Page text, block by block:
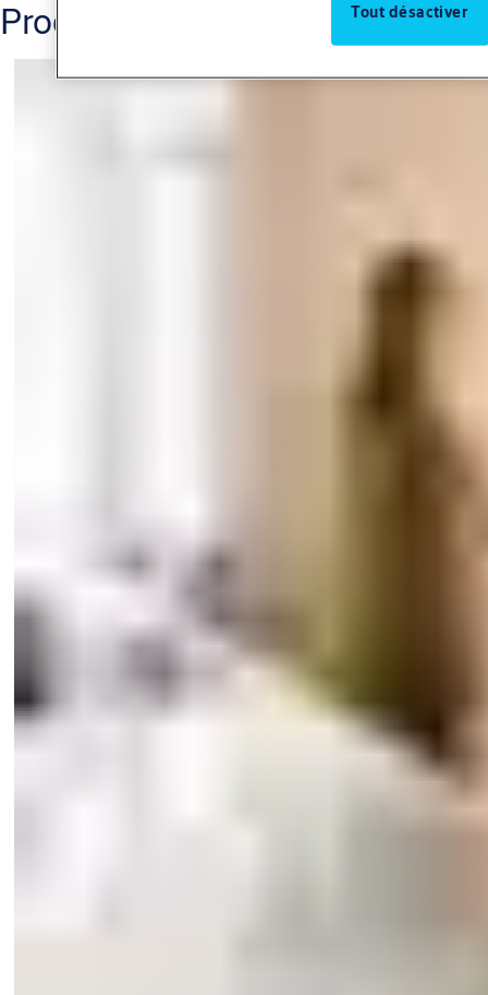
Produits associés Tout désactiver